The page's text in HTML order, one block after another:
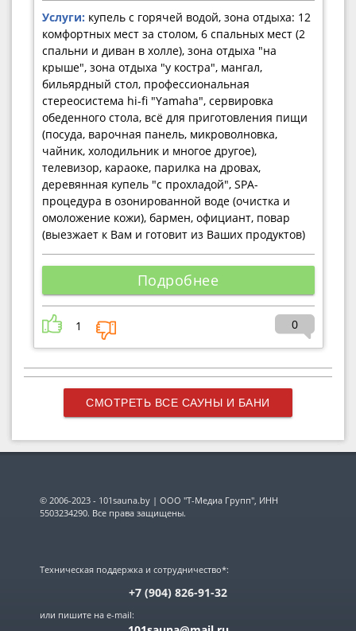
Услуги: купель с горячей водой, зона отдыха: 12
комфортных мест за столом, 6 спальных мест (2
спальни и диван в холле), зона отдыха "на
крыше", зона отдыха "у костра", мангал,
бильярдный стол, профессиональная
стереосистема hi-fi "Yamaha", сервировка
обеденного стола, всё для приготовления пищи
(посуда, варочная панель, микроволновка,
чайник, холодильник и многое другое),
телевизор, караоке, парилка на дровах,
деревянная купель "с прохладой", SPA-
процедура в озонированной воде (очистка и
омоложение кожи), бармен, официант, повар
(выезжает к Вам и готовит из Ваших продуктов)
Подробнее
1 0
СМОТРЕТЬ ВСЕ САУНЫ И БАНИ
© 2006-2023 - 101sauna.by | ООО "Т-Медиа Групп", ИНН
5503234290. Все права защищены.
Техническая поддержка и сотрудничество*:
+7 (904) 826-91-32
или пишите на e-mail: